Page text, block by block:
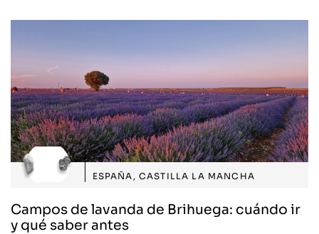
ESPAÑA , CASTILLA LA MANCHA
Campos de lavanda de Brihuega: cuándo ir
y qué saber antes